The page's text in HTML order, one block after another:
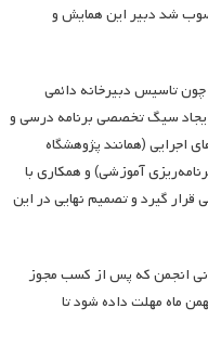
شد دبیر این همایش و
تاسیس دبیرخانه دائمی
سیگ تخصصی برنامه درسی و
اجرایی (همانند پژوهشگاه
آموزشی) و همکاری با
گیرد و تصمیم نهایی در این
انجمن که پس از کسب مجوز
ماه مهلت داده شود تا